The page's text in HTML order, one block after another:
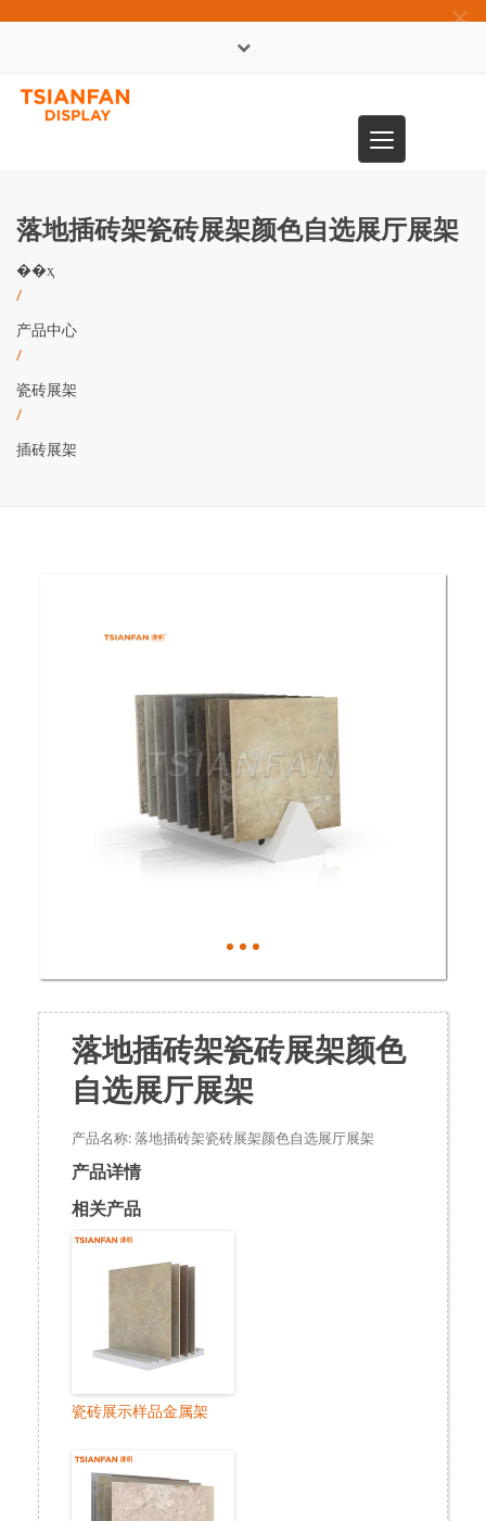
×
Toggle
navigation
落地插砖架瓷砖展架颜色自选展厅展架
��ҳ
/
产品中心
/
瓷砖展架
/
插砖展架
落地插砖架瓷砖展架颜色
自选展厅展架
产品名称: 落地插砖架瓷砖展架颜色自选展厅展架
产品详情
相关产品
瓷砖展示样品金属架